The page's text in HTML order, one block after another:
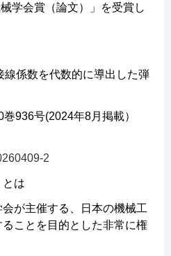
学会賞（論文）」を受賞し
線係数を代数的に導出した弾
936号(2024年8月掲載）
2
とは
が主催する、日本の機械工
ことを目的とした非常に権